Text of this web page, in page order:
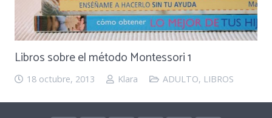
Libros sobre el método Montessori 1
18 octubre, 2013 Klara ADULTO, LIBROS